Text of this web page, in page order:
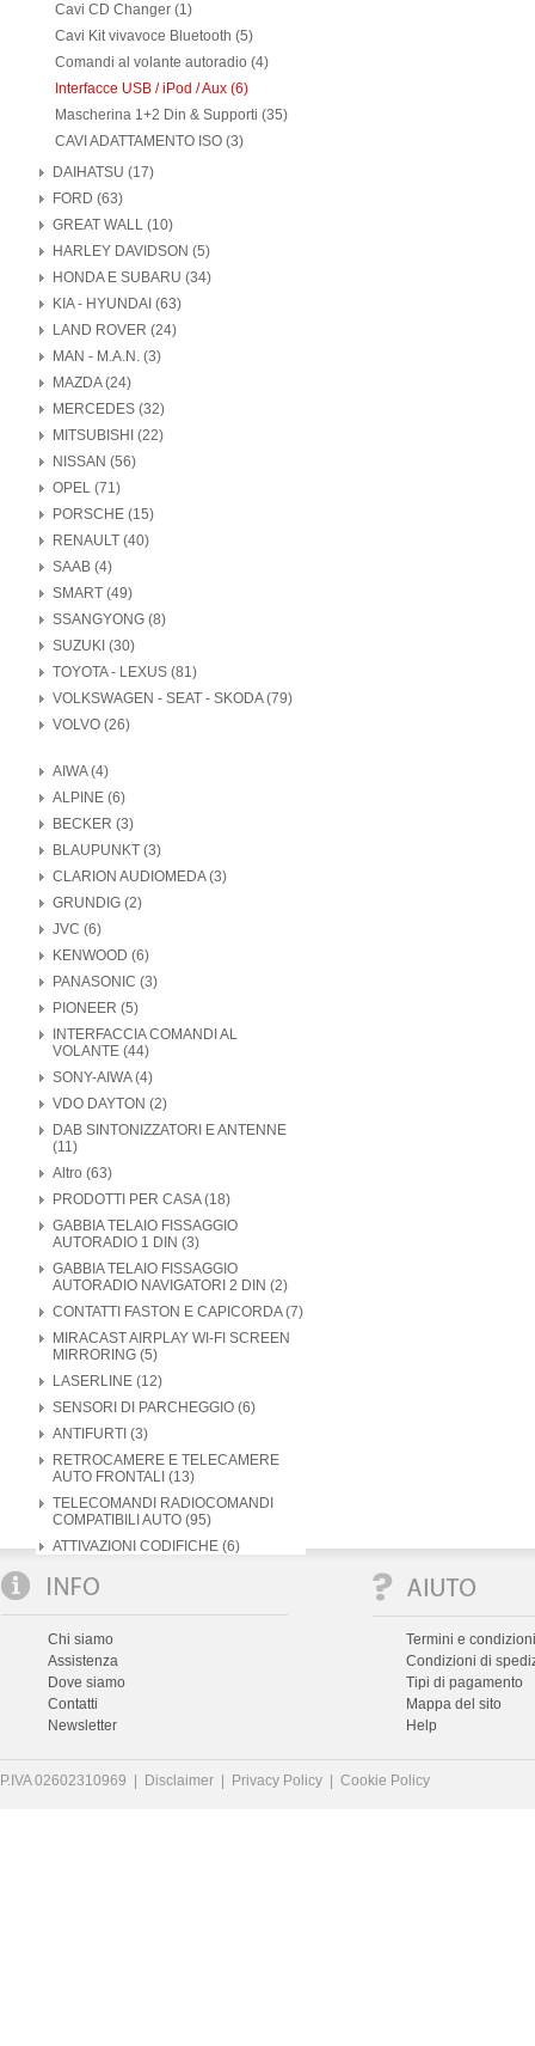
Cavi CD Changer (1)
Cavi Kit vivavoce Bluetooth (5)
Comandi al volante autoradio (4)
Interfacce USB / iPod / Aux (6)
Mascherina 1+2 Din & Supporti (35)
CAVI ADATTAMENTO ISO (3)
DAIHATSU (17)
FORD (63)
GREAT WALL (10)
HARLEY DAVIDSON (5)
HONDA E SUBARU (34)
KIA - HYUNDAI (63)
LAND ROVER (24)
MAN - M.A.N. (3)
MAZDA (24)
MERCEDES (32)
MITSUBISHI (22)
NISSAN (56)
OPEL (71)
PORSCHE (15)
RENAULT (40)
SAAB (4)
SMART (49)
SSANGYONG (8)
SUZUKI (30)
TOYOTA - LEXUS (81)
VOLKSWAGEN - SEAT - SKODA (79)
VOLVO (26)
AIWA (4)
ALPINE (6)
BECKER (3)
BLAUPUNKT (3)
CLARION AUDIOMEDA (3)
GRUNDIG (2)
JVC (6)
KENWOOD (6)
PANASONIC (3)
PIONEER (5)
INTERFACCIA COMANDI AL
VOLANTE (44)
SONY-AIWA (4)
VDO DAYTON (2)
DAB SINTONIZZATORI E ANTENNE
(11)
Altro (63)
PRODOTTI PER CASA (18)
GABBIA TELAIO FISSAGGIO
AUTORADIO 1 DIN (3)
GABBIA TELAIO FISSAGGIO
AUTORADIO NAVIGATORI 2 DIN (2)
CONTATTI FASTON E CAPICORDA (7)
MIRACAST AIRPLAY WI-FI SCREEN
MIRRORING (5)
LASERLINE (12)
SENSORI DI PARCHEGGIO (6)
ANTIFURTI (3)
RETROCAMERE E TELECAMERE
AUTO FRONTALI (13)
TELECOMANDI RADIOCOMANDI
COMPATIBILI AUTO (95)
ATTIVAZIONI CODIFICHE (6)
Chi siamo
Assistenza
Dove siamo
Contatti
Newsletter
Termini e
Condizioni di
Tipi di pagamento
Mappa del sito
Help
P.IVA 02602310969 | Disclaimer Privacy Policy Cookie Policy